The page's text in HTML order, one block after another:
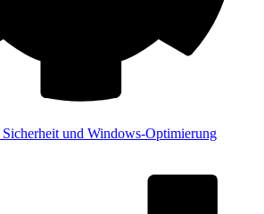
und Windows-Optimierung